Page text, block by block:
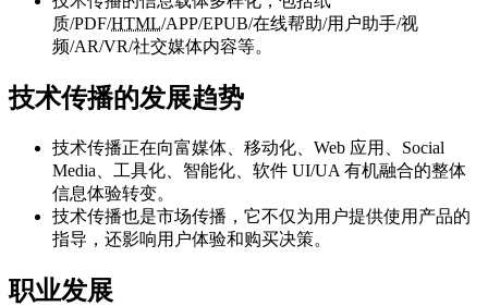
质/PDF/HTML/APP/EPUB/在线帮助/用户助手/视
频/AR/VR/社交媒体内容等。
技术传播的发展趋势
技术传播正在向富媒体、移动化、Web 应用、Social
Media、工具化、智能化、软件 UI/UA 有机融合的整体
信息体验转变。
技术传播也是市场传播，它不仅为用户提供使用产品的
指导，还影响用户体验和购买决策。
职业发展